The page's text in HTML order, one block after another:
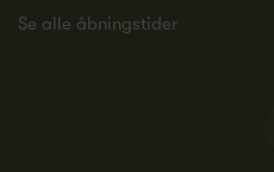
Se alle åbningstider